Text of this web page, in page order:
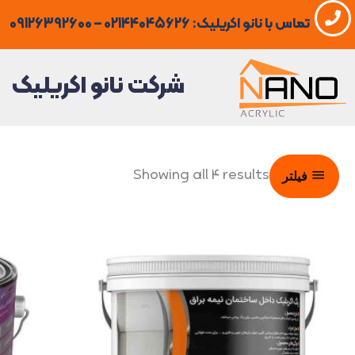
رفتن
به
محتوا
تماس با نانو اکریلیک: 02144045626 – 09126392600
شرکت نانو اکریلیک
فیلتر Showing all 4 results